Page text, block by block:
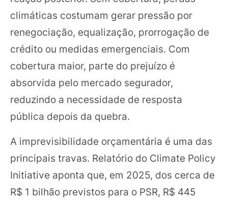
climáticas costumam gerar pressão por
renegociação, equalização, prorrogação de
crédito ou medidas emergenciais. Com
cobertura maior, parte do prejuízo é
absorvida pelo mercado segurador,
reduzindo a necessidade de resposta
pública depois da quebra.
A imprevisibilidade orçamentária é uma das
principais travas. Relatório do Climate Policy
Initiative aponta que, em 2025, dos cerca de
R$ 1 bilhão previstos para o PSR, R$ 445